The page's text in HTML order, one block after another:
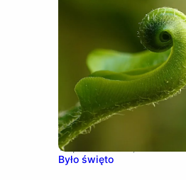
10 października, 2016
Było święto